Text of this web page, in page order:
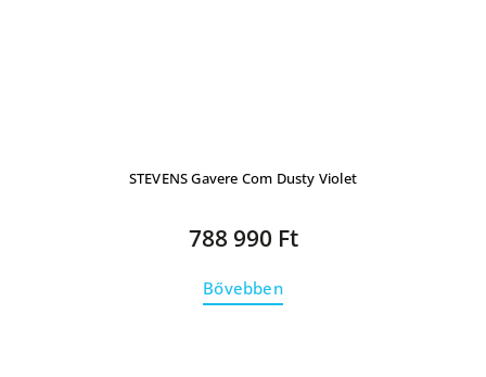
STEVENS Gavere Com Dusty Violet
788 990 Ft
Bővebben